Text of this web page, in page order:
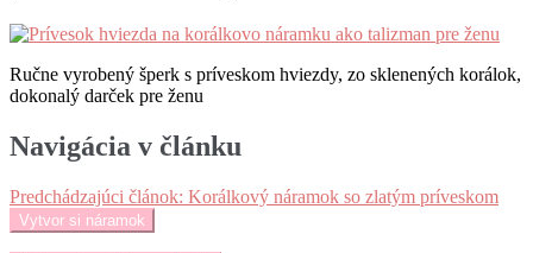
Ručne vyrobený šperk s príveskom hviezdy, zo sklenených korálok,
dokonalý darček pre ženu
Navigácia v článku
Predchádzajúci článok: Korálkový náramok so zlatým príveskom
Vytvor si náramok